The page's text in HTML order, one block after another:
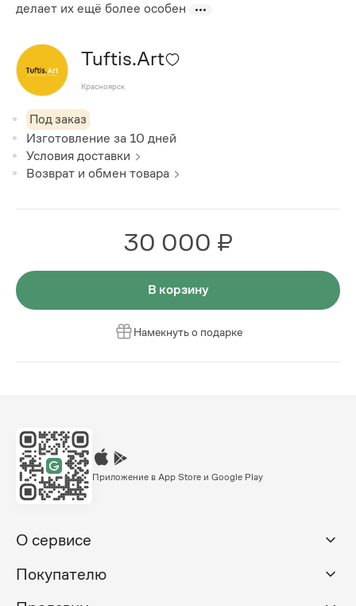
делает их ещё более особен
Tuftis.Art
Красноярск
Под заказ
Изготовление за 10 дней
Условия доставки
Возврат и обмен товара
30 000 ₽
В корзину
Намекнуть о подарке
Приложение в App Store и Google Play
О сервисе
Покупателю